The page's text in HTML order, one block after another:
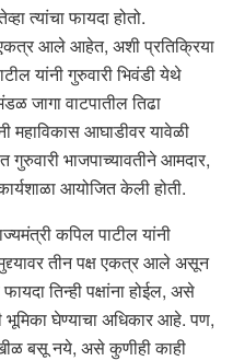
त्यांचा फायदा होतो.
एकत्र आले आहेत, अशी प्रतिक्रिया
यांनी गुरुवारी भिवंडी येथे
जागा वाटपातील तिढा
आघाडीवर यावेळी
भाजपाच्यावतीने आमदार,
आयोजित केली होती.
कपिल पाटील यांनी
तीन पक्ष एकत्र आले असून
तिन्ही पक्षांना होईल, असे
भूमिका घेण्याचा अधिकार आहे. पण,
बसू नये, असे कुणीही काही